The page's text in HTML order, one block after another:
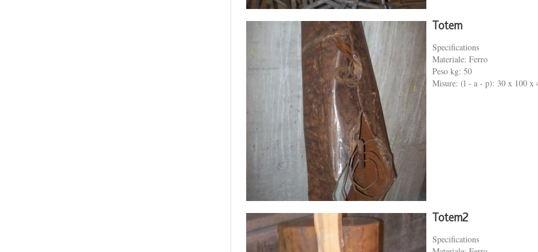
Totem
Specifications
Materiale: Ferro
Peso kg: 50
Misure: (l - a - p): 30 x 100 x
Totem2
Specifications